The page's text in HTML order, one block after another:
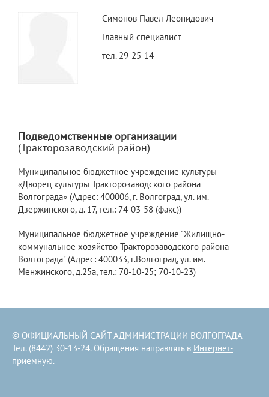
Симонов Павел Леонидович
Главный специалист
тел. 29-25-14
Подведомственные организации
(Тракторозаводский район)
Муниципальное бюджетное учреждение культуры
«Дворец культуры Тракторозаводского района
Волгограда» (Адрес: 400006, г. Волгоград, ул. им.
Дзержинского, д. 17, тел.: 74-03-58 (факс))
Муниципальное бюджетное учреждение "Жилищно-
коммунальное хозяйство Тракторозаводского района
Волгограда" (Адрес: 400033, г.Волгоград, ул. им.
Менжинского, д.25а, тел.: 70-10-25; 70-10-23)
© ОФИЦИАЛЬНЫЙ САЙТ АДМИНИСТРАЦИИ ВОЛГОГРАДА
Тел. (8442) 30-13-24. Обращения направлять в Интернет-
приемную.